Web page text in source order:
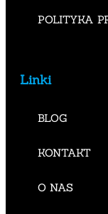
POLITYKA
Linki
BLOG
KONTAKT
O NAS